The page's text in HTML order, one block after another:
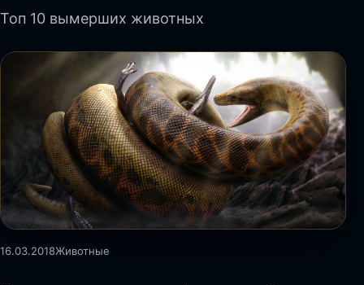
Топ 10 вымерших животных
16.03.2018Животные